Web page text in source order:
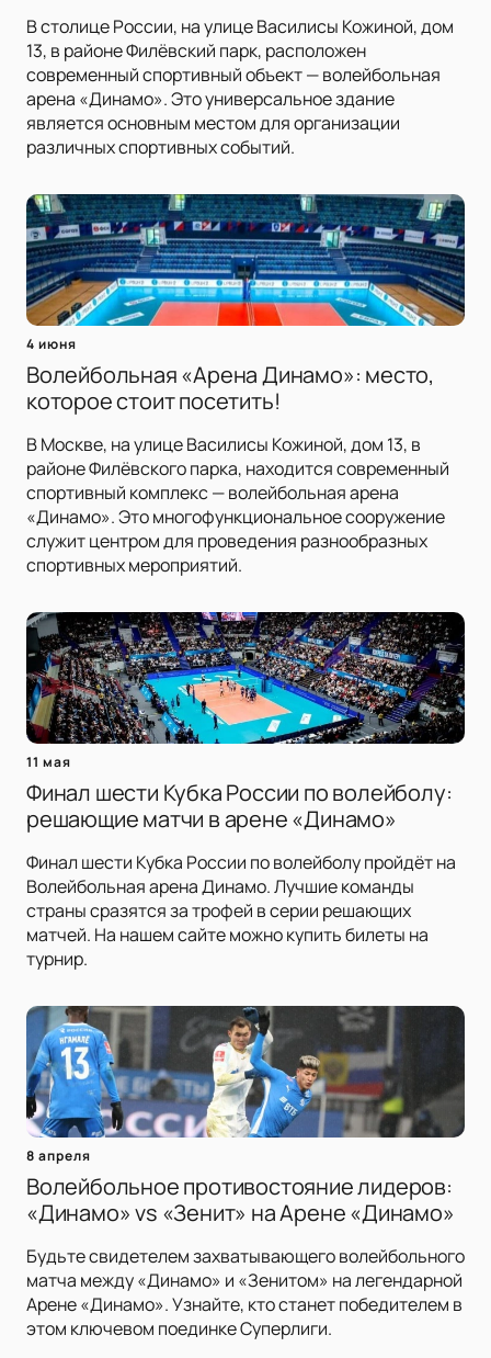
В столице России, на улице Василисы Кожиной, дом
13, в районе Филёвский парк, расположен
современный спортивный объект — волейбольная
арена «Динамо». Это универсальное здание
является основным местом для организации
различных спортивных событий.
4 июня
Волейбольная «Арена Динамо»: место,
которое стоит посетить!
В Москве, на улице Василисы Кожиной, дом 13, в
районе Филёвского парка, находится современный
спортивный комплекс — волейбольная арена
«Динамо». Это многофункциональное сооружение
служит центром для проведения разнообразных
спортивных мероприятий.
11 мая
Финал шести Кубка России по волейболу:
решающие матчи в арене «Динамо»
Финал шести Кубка России по волейболу пройдёт на
Волейбольная арена Динамо. Лучшие команды
страны сразятся за трофей в серии решающих
матчей. На нашем сайте можно купить билеты на
турнир.
8 апреля
Волейбольное противостояние лидеров:
«Динамо» vs «Зенит» на Арене «Динамо»
Будьте свидетелем захватывающего волейбольного
матча между «Динамо» и «Зенитом» на легендарной
Арене «Динамо». Узнайте, кто станет победителем в
этом ключевом поединке Суперлиги.